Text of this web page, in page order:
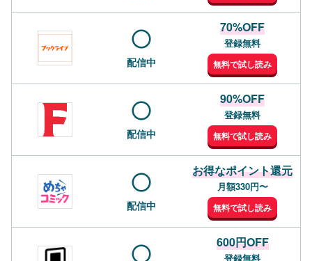
配信中
70%OFF
登録無料
無料で試し読み
配信中
90%OFF
登録無料
無料で試し読み
配信中
お得なポイント還元
月額330円〜
無料で試し読み
600円OFF
登録無料